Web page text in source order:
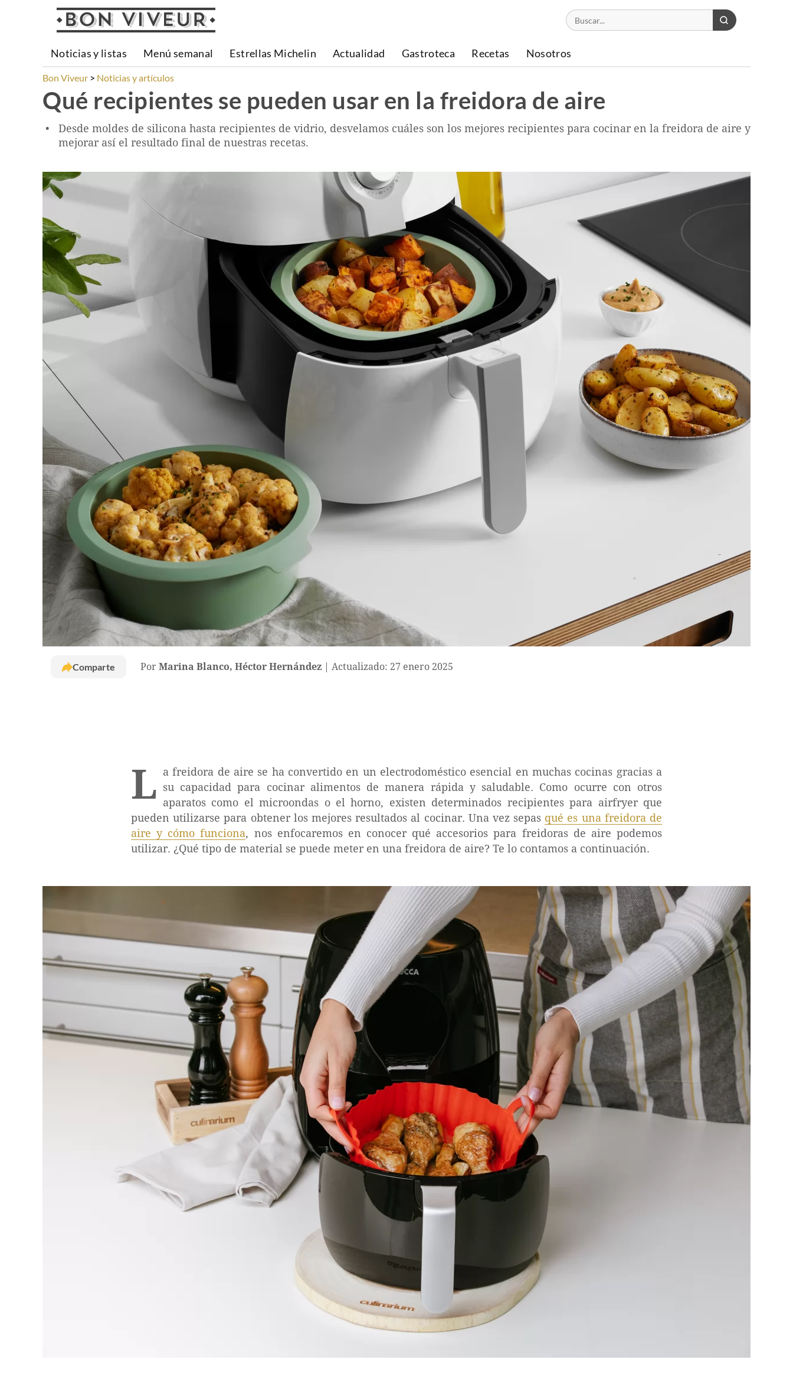
Noticias y listas Menú semanal Estrellas Michelin Actualidad Gastroteca Recetas Nosotros
Bon Viveur Noticias y artículos
Qué recipientes se pueden usar en la freidora de aire
Desde moldes de silicona hasta recipientes de vidrio, desvelamos cuáles son los mejores recipientes para cocinar en la freidora de aire y
mejorar así el resultado final de nuestras recetas.
Comparte Por Marina Blanco, Héctor Hernández Actualizado: 27 enero 2025
L a freidora de aire se ha convertido en un electrodoméstico esencial en muchas cocinas gracias a
su capacidad para cocinar alimentos de manera rápida y saludable. Como ocurre con otros
aparatos como el microondas o el horno, existen determinados recipientes para airfryer que
pueden utilizarse para obtener los mejores resultados al cocinar. Una vez sepas qué es una freidora de
aire y cómo funciona, nos enfocaremos en conocer qué accesorios para freidoras de aire podemos
utilizar. ¿Qué tipo de material se puede meter en una freidora de aire? Te lo contamos a continuación.